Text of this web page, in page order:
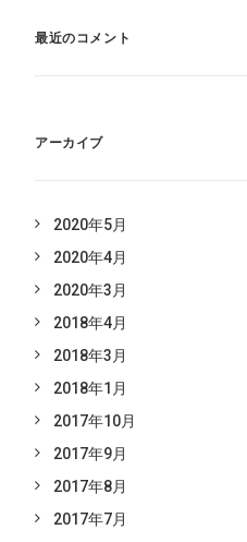
最近のコメント
アーカイブ
2020年5月
2020年4月
2020年3月
2018年4月
2018年3月
2018年1月
2017年10月
2017年9月
2017年8月
2017年7月